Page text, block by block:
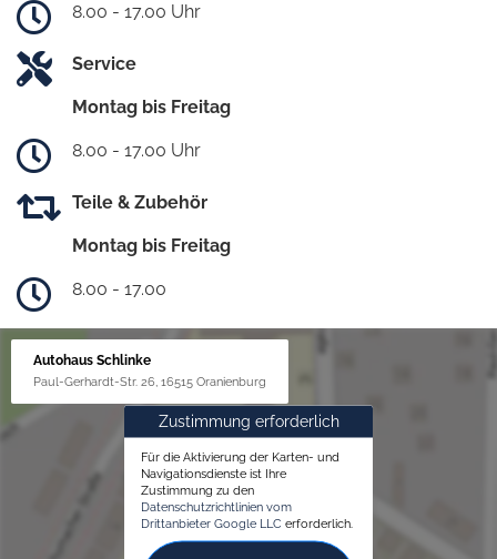
8.00 - 17.00 Uhr
Service
Montag bis Freitag
8.00 - 17.00 Uhr
Teile & Zubehör
Montag bis Freitag
8.00 - 17.00
Autohaus Schlinke
Paul-Gerhardt-Str. 26, 16515 Oranienburg
Zustimmung erforderlich
Für die Aktivierung der Karten- und
Navigationsdienste ist Ihre
Zustimmung zu den
Datenschutzrichtlinien vom
Drittanbieter Google LLC erforderlich.